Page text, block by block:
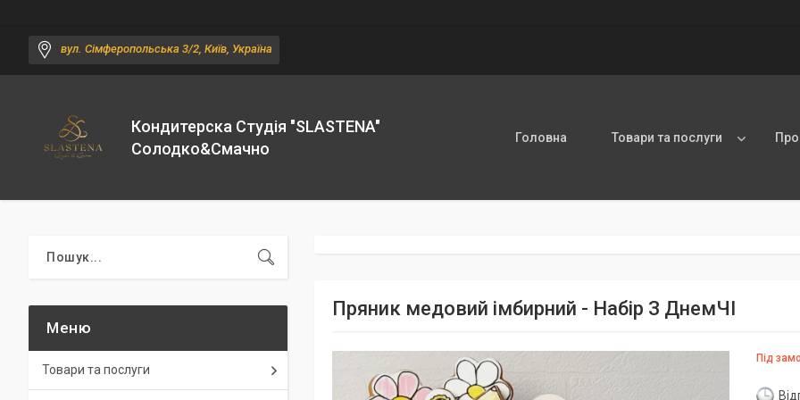
вул. Сімферопольська 3/2, Київ, Україна
Кондитерска Студія "SLASTENA"
Солодко&Смачно
Головна Товари та послуги
Пряник медовий імбирний - Набір З ДнемЧІ
Під
Товари та послуги